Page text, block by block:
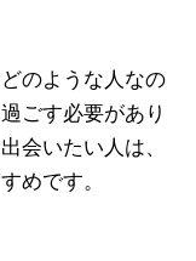
のような人なの
ごす必要があり
会いたい人は、
めです。